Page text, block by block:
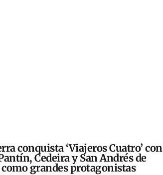
conquista ‘Viajeros Cuatro’ con
Cedeira y San Andrés de
grandes protagonistas